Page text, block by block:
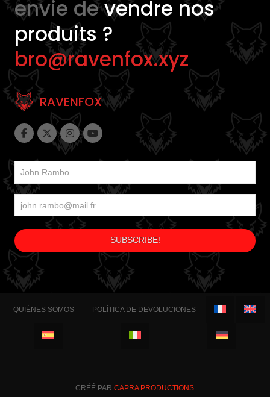
envie devendre nos
produits ?
bro@ravenfox.xyz
RAVENFOX
QUIÉNES SOMOS POLÍTICA DE DEVOLUCIONES
CRÉÉ PARCAPRA PRODUCTIONS